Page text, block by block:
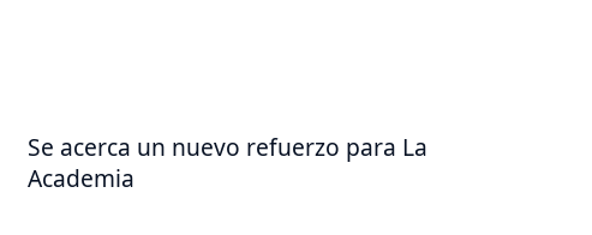
Se acerca un nuevo refuerzo para La
Academia